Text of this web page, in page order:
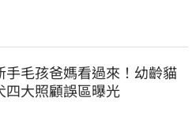
手毛孩爸媽看過來！幼齡貓
四大照顧誤區曝光